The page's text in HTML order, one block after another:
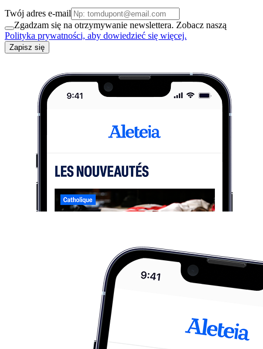
Twój adres e-mail
Zgadzam się na otrzymywanie newslettera. Zobacz naszą
Polityka prywatności, aby dowiedzieć się więcej.
Zapisz się